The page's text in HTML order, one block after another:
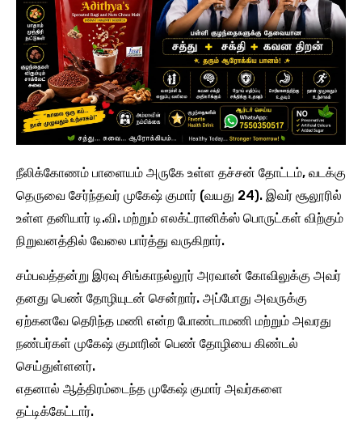
நீலிக்கோணம் பாளையம் அருகே உள்ள தச்சன் தோட்டம், வடக்கு
தெருவை சேர்ந்தவர் முகேஷ் குமார் (வயது 24). இவர் சூலூரில்
உள்ள தனியார் டி.வி. மற்றும் எலக்ட்ரானிக்ஸ் பொருட்கள் விற்கும்
நிறுவனத்தில் வேலை பார்த்து வருகிறார்.
சம்பவத்தன்று இரவு சிங்காநல்லூர் அரவான் கோவிலுக்கு அவர்
தனது பெண் தோழியுடன் சென்றார். அப்போது அவருக்கு
ஏற்கனவே தெரிந்த மணி என்ற போண்டாமணி மற்றும் அவரது
நண்பர்கள் முகேஷ் குமாரின் பெண் தோழியை கிண்டல்
செய்துள்ளனர்.
எதனால் ஆத்திரம்டைந்த முகேஷ் குமார் அவர்களை
தட்டிக்கேட்டார்.